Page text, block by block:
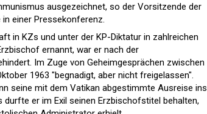
ausgezeichnet, so der Vorsitzende der
einer Pressekonferenz.
in KZs und unter der KP-Diktatur in zahlreichen
ernannt, war er nach der
Im Zuge von Geheimgesprächen zwischen
1963 "begnadigt, aber nicht freigelassen".
seine mit dem Vatikan abgestimmte Ausreise ins
er im Exil seinen Erzbischofstitel behalten,